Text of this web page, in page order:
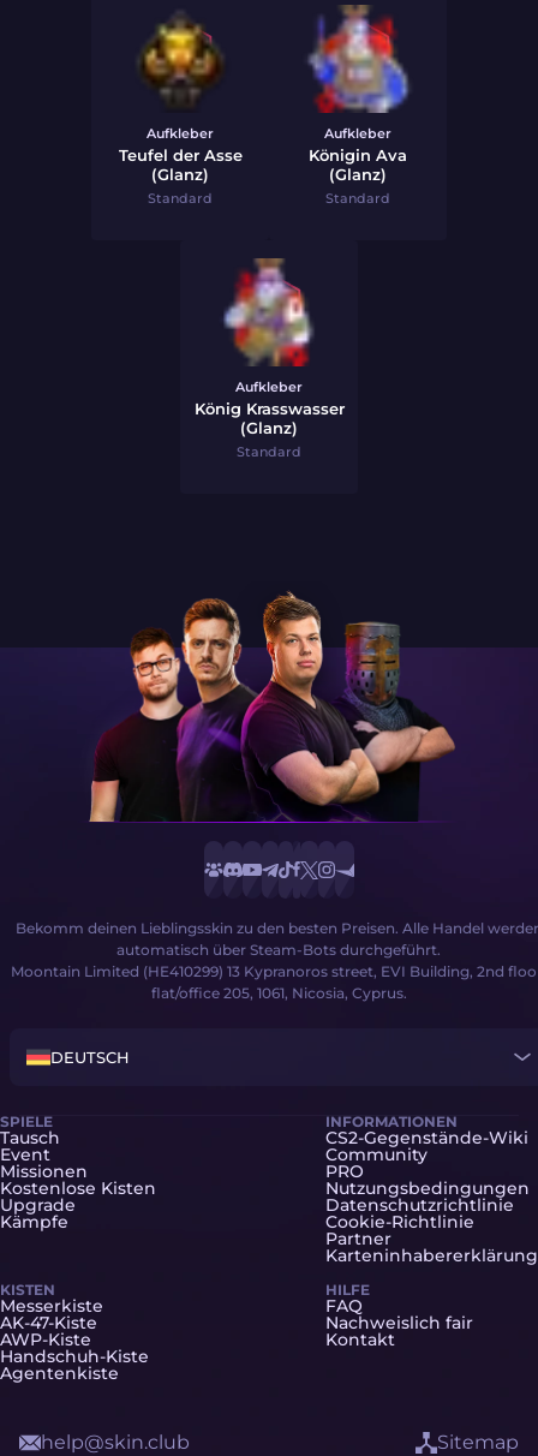
Aufkleber
Teufel der Asse
(Glanz)
Standard
Aufkleber
Königin Ava
(Glanz)
Standard
Aufkleber
König Krasswasser
(Glanz)
Standard
Bekomm deinen Lieblingsskin zu den besten Preisen. Alle Handel
automatisch über Steam-Bots durchgeführt.
Moontain Limited (HE410299) 13 Kypranoros street, EVI Building, 2nd
flat/office 205, 1061, Nicosia, Cyprus.
DEUTSCH
SPIELE
Tausch
Event
Missionen
Kostenlose Kisten
Upgrade
Kämpfe
KISTEN
Messerkiste
AK-47-Kiste
AWP-Kiste
Handschuh-Kiste
Agentenkiste
INFORMATIONEN
CS2-Gegenstände-Wiki
Community
PRO
Nutzungsbedingungen
Datenschutzrichtlinie
Cookie-Richtlinie
Partner
Karteninhabererklärung
HILFE
FAQ
Nachweislich fair
Kontakt
help@skin.club Sitemap